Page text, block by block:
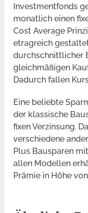
Investmentfonds
monatlich einen
Cost Average
etragreich
durchschnittlicher
gleichmäßigen
Dadurch fallen
Eine beliebte
der klassische
fixen Verzinsung.
verschiedene
Plus Bausparen
allen Modellen
Prämie in Höhe von